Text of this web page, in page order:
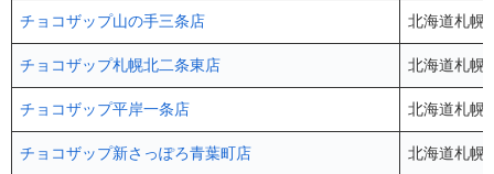
チョコザップ山の手三条店 北海道札
チョコザップ札幌北二条東店 北海道札
チョコザップ平岸一条店 北海道札幌
チョコザップ新さっぽろ青葉町店 北海道札幌